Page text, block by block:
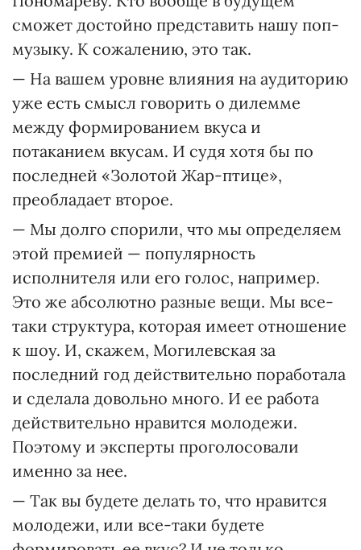
сможет достойно представить нашу поп-
музыку. К сожалению, это так.
— На вашем уровне влияния на аудиторию
уже есть смысл говорить о дилемме
между формированием вкуса и
потаканием вкусам. И судя хотя бы по
последней «Золотой Жар-птице»,
преобладает второе.
— Мы долго спорили, что мы определяем
этой премией — популярность
исполнителя или его голос, например.
Это же абсолютно разные вещи. Мы все-
таки структура, которая имеет отношение
к шоу. И, скажем, Могилевская за
последний год действительно поработала
и сделала довольно много. И ее работа
действительно нравится молодежи.
Поэтому и эксперты проголосовали
именно за нее.
— Так вы будете делать то, что нравится
молодежи, или все-таки будете